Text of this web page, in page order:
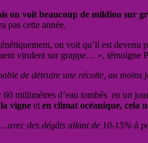
on voit beaucoup de mildiou sur
pas cette année.
on voit qu’il est
virulent sur grappe… », témoigne
de détruire une récolte, au moins
60 millimètres d’eau tombés en un
vigne et en climat océanique, cela
des dégâts allant de 10-15% à